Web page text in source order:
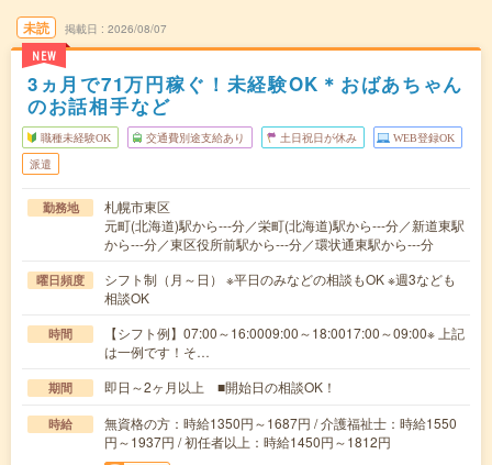
未読
NEW
掲載日 2026/08/07
3ヵ月で71万円稼ぐ！未経験OK＊おばあちゃん
のお話相手など
職種未経験OK 交通費別途支給あり 土日祝日が休み WEB登録OK
派遣
勤務地
札幌市東区
元町(北海道)駅から---分／栄町(北海道)駅から---分／新道東駅
から---分／東区役所前駅から---分／環状通東駅から---分
曜日頻度
シフト制（月～日） ※平日のみなどの相談もOK ※週3なども
相談OK
時間
【シフト例】07:00～16:0009:00～18:0017:00～09:00※ 上記
は一例です！そ…
期間 即日～2ヶ月以上 ■開始日の相談OK！
時給
無資格の方：時給1350円～1687円 / 介護福祉士：時給1550
円～1937円 / 初任者以上：時給1450円～1812円